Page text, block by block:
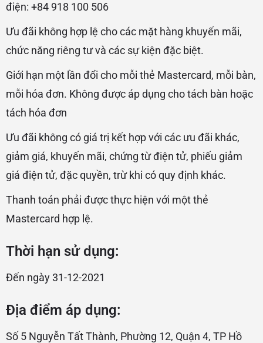
điện: +84 918 100 506
Ưu đãi không hợp lệ cho các mặt hàng khuyến mãi,
chức năng riêng tư và các sự kiện đặc biệt.
Giới hạn một lần đổi cho mỗi thẻ Mastercard, mỗi bàn,
mỗi hóa đơn. Không được áp dụng cho tách bàn hoặc
tách hóa đơn
Ưu đãi không có giá trị kết hợp với các ưu đãi khác,
giảm giá, khuyến mãi, chứng từ điện tử, phiếu giảm
giá điện tử, đặc quyền, trừ khi có quy định khác.
Thanh toán phải được thực hiện với một thẻ
Mastercard hợp lệ.
Thời hạn sử dụng:
Đến ngày 31-12-2021
Địa điểm áp dụng:
Số 5 Nguyễn Tất Thành, Phường 12, Quận 4, TP Hồ